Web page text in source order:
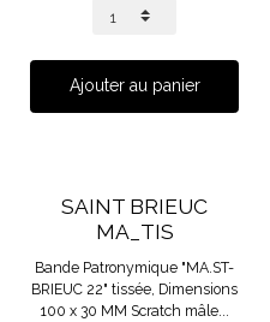
Ajouter au panier
SAINT BRIEUC
MA_TIS
Bande Patronymique "MA.ST-
BRIEUC 22" tissée, Dimensions
100 x 30 MM Scratch mâle...